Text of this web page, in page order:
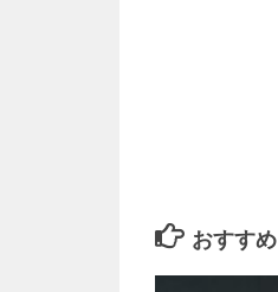
おすすめ